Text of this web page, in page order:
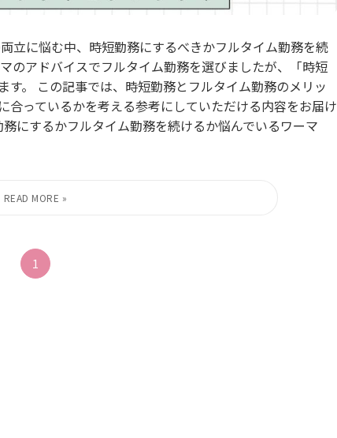
立に悩む中、時短勤務にするべきかフルタイム勤務を続
のアドバイスでフルタイム勤務を選びましたが、「時短
。 この記事では、時短勤務とフルタイム勤務のメリッ
合っているかを考える参考にしていただける内容をお届け
にするかフルタイム勤務を続けるか悩んでいるワーマ
1